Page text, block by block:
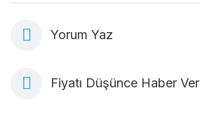
Yorum Yaz
Fiyatı Düşünce Haber Ver